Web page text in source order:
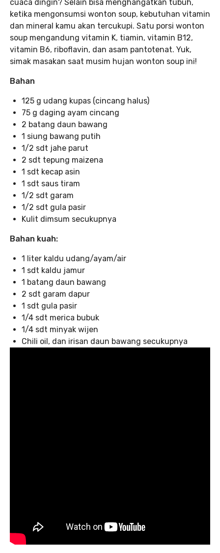
cuaca dingin? Selain bisa menghangatkan tubuh,
ketika mengonsumsi wonton soup, kebutuhan vitamin
dan mineral kamu akan tercukupi. Satu porsi wonton
soup mengandung vitamin K, tiamin, vitamin B12,
vitamin B6, riboflavin, dan asam pantotenat. Yuk,
simak masakan saat musim hujan wonton soup ini!
Bahan
125 g udang kupas (cincang halus)
75 g daging ayam cincang
2 batang daun bawang
1 siung bawang putih
1/2 sdt jahe parut
2 sdt tepung maizena
1 sdt kecap asin
1 sdt saus tiram
1/2 sdt garam
1/2 sdt gula pasir
Kulit dimsum secukupnya
Bahan kuah:
1 liter kaldu udang/ayam/air
1 sdt kaldu jamur
1 batang daun bawang
2 sdt garam dapur
1 sdt gula pasir
1/4 sdt merica bubuk
1/4 sdt minyak wijen
Chili oil, dan irisan daun bawang secukupnya